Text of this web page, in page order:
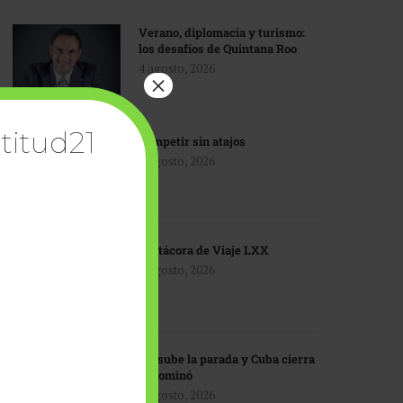
Verano, diplomacia y turismo:
los desafíos de Quintana Roo
4 agosto, 2026
Competir sin atajos
4 agosto, 2026
Bitácora de Viaje LXX
3 agosto, 2026
EU sube la parada y Cuba cierra
el dominó
3 agosto, 2026
×